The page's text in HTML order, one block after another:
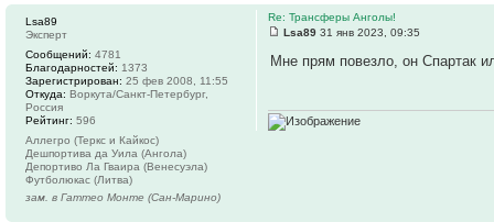
Re: Трансферы Анголы!
Lsa89 31 янв 2023, 09:35
Мне прям повезло, он Спартак
Lsa89
Эксперт
Сообщений: 4781
Благодарностей: 1373
Зарегистрирован: 25 фев 2008, 11:55
Откуда: Воркута/Санкт-Петербург,
Россия
Рейтинг: 596
Аллегро (Теркс и Кайкос)
Дешпортива да Уила (Ангола)
Депортиво Ла Гваира (Венесуэла)
Футболюкас (Литва)
зам. в Гаттео Монте (Сан-Марино)